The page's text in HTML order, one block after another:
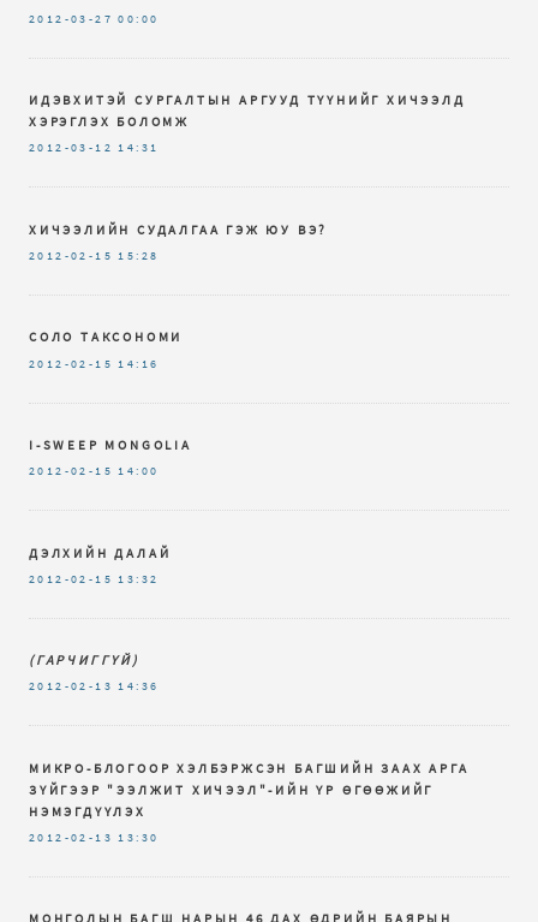
2012-03-27 00:00
ИДЭВХИТЭЙ СУРГАЛТЫН АРГУУД ТҮҮНИЙГ ХИЧЭЭЛД
ХЭРЭГЛЭХ БОЛОМЖ
2012-03-12 14:31
ХИЧЭЭЛИЙН СУДАЛГАА ГЭЖ ЮУ ВЭ?
2012-02-15 15:28
СОЛО ТАКСОНОМИ
2012-02-15 14:16
I-SWEEP MONGOLIA
2012-02-15 14:00
ДЭЛХИЙН ДАЛАЙ
2012-02-15 13:32
(ГАРЧИГГҮЙ)
2012-02-13 14:36
МИКРО-БЛОГООР ХЭЛБЭРЖСЭН БАГШИЙН ЗААХ АРГА
ЗҮЙГЭЭР "ЭЭЛЖИТ ХИЧЭЭЛ"-ИЙН ҮР ӨГӨӨЖИЙГ
НЭМЭГДҮҮЛЭХ
2012-02-13 13:30